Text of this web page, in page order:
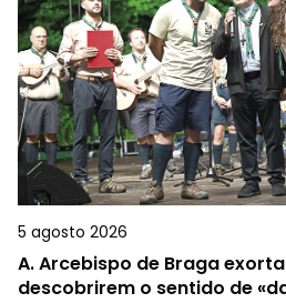
5 agosto 2026
A.Arcebispo de Braga
descobrirem o sentido de